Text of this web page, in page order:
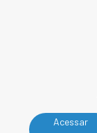
Acessar